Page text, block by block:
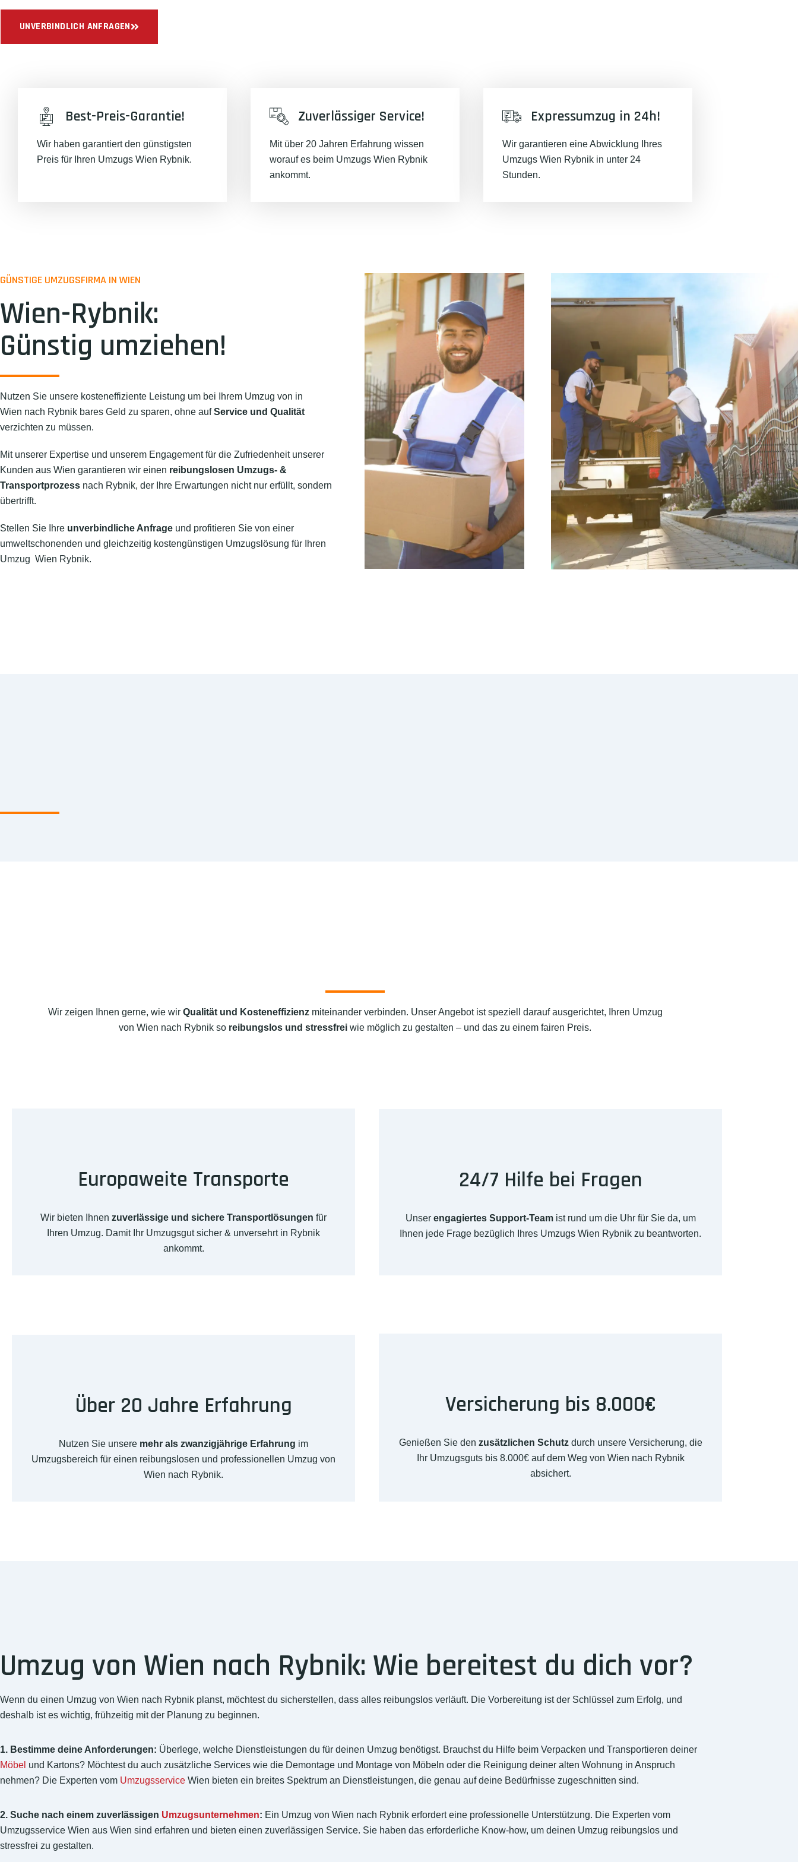
UNVERBINDLICH ANFRAGEN
Best-Preis-Garantie!
Wir haben garantiert den günstigsten
Preis für Ihren Umzugs Wien Rybnik.
Zuverlässiger Service!
Mit über 20 Jahren Erfahrung wissen
worauf es beim Umzugs Wien Rybnik
ankommt.
Expressumzug in 24h!
Wir garantieren eine Abwicklung Ihres
Umzugs Wien Rybnik in unter 24
Stunden.
GÜNSTIGE UMZUGSFIRMA IN WIEN
Wien-Rybnik:
Günstig umziehen!
Nutzen Sie unsere kosteneffiziente Leistung um bei Ihrem Umzug von in
Wien nach Rybnik bares Geld zu sparen, ohne aufService und Qualität
verzichten zu müssen.
Mit unserer Expertise und unserem Engagement für die Zufriedenheit unserer
Kunden aus Wien garantieren wir einen reibungslosen Umzugs- &
Transportprozess nach Rybnik, der Ihre Erwartungen nicht nur erfüllt, sondern
übertrifft.
Stellen Sie Ihre unverbindliche Anfrage und profitieren Sie von einer
umweltschonenden und gleichzeitig kostengünstigen Umzugslösung für Ihren
Umzug Wien Rybnik.
Wir zeigen Ihnen gerne, wie wir Qualität und Kosteneffizienzmiteinander verbinden. Unser Angebot ist speziell darauf ausgerichtet, Ihren Umzug
von Wien nach Rybnik so reibungslos und stressfrei wie möglich zu gestalten – und das zu einem fairen Preis.
Europaweite Transporte
Wir bieten Ihnen zuverlässige und sichere Transportlösungen für
Ihren Umzug. Damit Ihr Umzugsgut sicher & unversehrt in Rybnik
ankommt.
24/7 Hilfe bei Fragen
Unser engagiertes Support-Teamist rund um die Uhr für Sie da, um
Ihnen jede Frage bezüglich Ihres Umzugs Wien Rybnik zu beantworten.
Über 20 Jahre Erfahrung
Nutzen Sie unsere mehr als zwanzigjährige Erfahrung im
Umzugsbereich für einen reibungslosen und professionellen Umzug von
Wien nach Rybnik.
Versicherung bis 8.000€
Genießen Sie den zusätzlichen Schutzdurch unsere Versicherung, die
Ihr Umzugsguts bis 8.000€ auf dem Weg von Wien nach Rybnik
absichert.
Umzug von Wien nach Rybnik: Wie bereitest du dich vor?
Wenn du einen Umzug von Wien nach Rybnik planst, möchtest du sicherstellen, dass alles reibungslos verläuft. Die Vorbereitung ist der Schlüssel zum Erfolg, und
deshalb ist es wichtig, frühzeitig mit der Planung zu beginnen.
1. Bestimme deine Anforderungen: Überlege, welche Dienstleistungen du für deinen Umzug benötigst. Brauchst du Hilfe beim Verpacken und Transportieren deiner
Möbel und Kartons? Möchtest du auch zusätzliche Services wie die Demontage und Montage von Möbeln oder die Reinigung deiner alten Wohnung in Anspruch
nehmen? Die Experten vom Umzugsservice Wien bieten ein breites Spektrum an Dienstleistungen, die genau auf deine Bedürfnisse zugeschnitten sind.
2. Suche nach einem zuverlässigen Umzugsunternehmen: Ein Umzug von Wien nach Rybnik erfordert eine professionelle Unterstützung. Die Experten vom
Umzugsservice Wien aus Wien sind erfahren und bieten einen zuverlässigen Service. Sie haben das erforderliche Know-how, um deinen Umzug reibungslos und
stressfrei zu gestalten.